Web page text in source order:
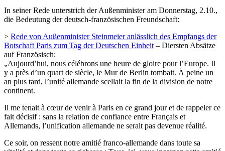
In seiner Rede unterstrich der Außenminister am Donnerstag, 2.10.,
die Bedeutung der deutsch-französischen Freundschaft:
> Rede von Außenminister Steinmeier anlässlich des Empfangs der
Botschaft Paris zum Tag der Deutschen Einheit– Diersten Absätze
auf Französisch:
„Aujourd’hui, nous célébrons une heure de gloire pour l’Europe. Il
y a près d’un quart de siècle, le Mur de Berlin tombait. À peine un
an plus tard, l’unité allemande scellait la fin de la division de notre
continent.
Il me tenait à cœur de venir à Paris en ce grand jour et de rappeler ce
fait décisif : sans la relation de confiance entre Français et
Allemands, l’unification allemande ne serait pas devenue réalité.
Ce soir, on ressent notre amitié franco-allemande dans toute sa